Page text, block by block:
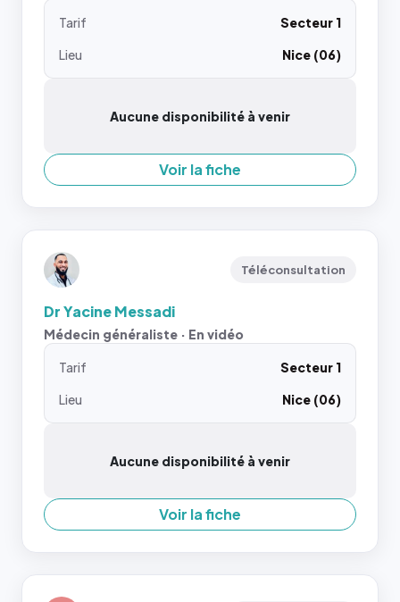
Tarif
Secteur 1
Lieu
Nice (06)
Aucune disponibilité à venir
Voir la fiche
Téléconsultation
Dr Yacine Messadi
Médecin généraliste · En vidéo
Tarif
Secteur 1
Lieu
Nice (06)
Aucune disponibilité à venir
Voir la fiche